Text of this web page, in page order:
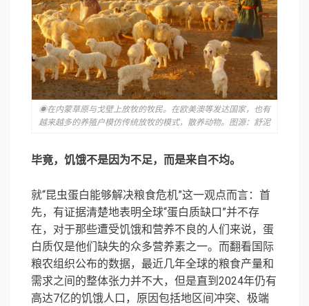
◉在内蒙草原与戈壁上放牧的牧民。在欧美澳等发达国家，也有
越来越多的养殖户模仿传统放牧的模式，散养动物。图源：舒泥
毕竟，饥饿不是因为不足，而是来自不均。
就“昆虫蛋白能够解决粮食危机”这一观点而言：首
先，有证据清楚地表明全球“蛋白质缺口”并不存
在，对于那些遭受饥饿和营养不良的人们来说，蛋
白质仅是他们缺失的众多营养素之一。而翻看国际
粮农组织公布的数据，最近几年全球的粮食产量和
需求之间的整体张力并不大，但是直到2024年仍有
高达7亿的饥饿人口，原因包括地区间冲突、极端